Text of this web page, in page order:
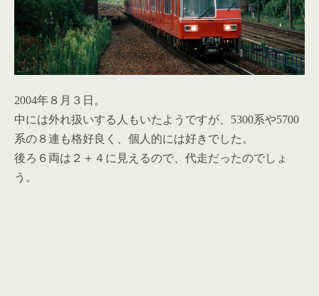
2004年８月３日。
中には外れ扱いする人もいたようですが、5300系や5700
系の８連も格好良く、 個人的には好きでした。
後ろ６両は２＋４に見えるので、代走だったのでしょ
う。